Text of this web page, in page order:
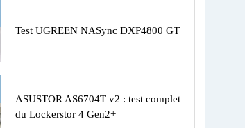
Test UGREEN NASync DXP4800 GT
ASUSTOR AS6704T v2 : test complet
du Lockerstor 4 Gen2+